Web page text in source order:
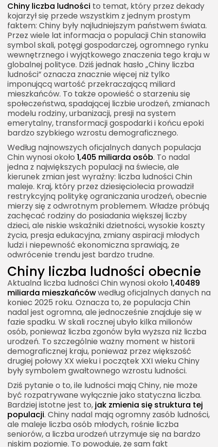
Chiny liczba ludności to temat, który przez dekady
kojarzył się przede wszystkim z jednym prostym
faktem: Chiny były najludniejszym państwem świata.
Przez wiele lat informacja o populacji Chin stanowiła
symbol skali, potęgi gospodarczej, ogromnego rynku
wewnętrznego i wyjątkowego znaczenia tego kraju w
globalnej polityce. Dziś jednak hasło „Chiny liczba
ludności” oznacza znacznie więcej niż tylko
imponującą wartość przekraczającą miliard
mieszkańców. To także opowieść o starzeniu się
społeczeństwa, spadającej liczbie urodzeń, zmianach
modelu rodziny, urbanizacji, presji na system
emerytalny, transformacji gospodarki i końcu epoki
bardzo szybkiego wzrostu demograficznego.
Według najnowszych oficjalnych danych populacja
Chin wynosi około 1,405 miliarda osób. To nadal
jedna z największych populacji na świecie, ale
kierunek zmian jest wyraźny: liczba ludności Chin
maleje. Kraj, który przez dziesięciolecia prowadził
restrykcyjną politykę ograniczania urodzeń, obecnie
mierzy się z odwrotnym problemem. Władze próbują
zachęcać rodziny do posiadania większej liczby
dzieci, ale niskie wskaźniki dzietności, wysokie koszty
życia, presja edukacyjna, zmiany aspiracji młodych
ludzi i niepewność ekonomiczna sprawiają, że
odwrócenie trendu jest bardzo trudne.
Chiny liczba ludności obecnie
Aktualna liczba ludności Chin wynosi około 1,40489
miliarda mieszkańcówwedług oficjalnych danych na
koniec 2025 roku. Oznacza to, że populacja Chin
nadal jest ogromna, ale jednocześnie znajduje się w
fazie spadku. W skali rocznej ubyło kilka milionów
osób, ponieważ liczba zgonów była wyższa niż liczba
urodzeń. To szczególnie ważny moment w historii
demograficznej kraju, ponieważ przez większość
drugiej połowy XX wieku i początek XXI wieku Chiny
były symbolem gwałtownego wzrostu ludności.
Dziś pytanie o to, ile ludności mają Chiny, nie może
być rozpatrywane wyłącznie jako statyczna liczba.
Bardziej istotne jest to, jak zmienia się struktura tej
populacji. Chiny nadal mają ogromny zasób ludności,
ale maleje liczba osób młodych, rośnie liczba
seniorów, a liczba urodzeń utrzymuje się na bardzo
niskim poziomie. To powoduje, że sam fakt
Różnice między miastem a wsią
Struktura wieku ludności Chin
Dzieci i młodzież
Ludność w wieku produkcyjnym
Seniorzy
Dzietność w Chinach
Dlaczego Chińczycy mają mniej dzieci
Polityka prorodzinna
Chiny liczba ludności a gospodarka
Rynek pracy
System emerytalny
Opieka zdrowotna
Chiny liczba ludności a mieszkalnictwo
Mieszkania w dużych miastach
Wyludnianie niektórych regionów
Migracje wewnętrzne w Chinach
Migranci zarobkowi
Hukou i demografia
Różnice regionalne w liczbie ludności Chin
Wschodnie Chiny
Zachodnie i północne Chiny
Gęstość zaludnienia Chin
Koncentracja ludności na wschodzie
Słabo zaludnione obszary zachodnie
Chiny liczba ludności a środowisko
Woda i żywność
Energia i klimat
Chiny liczba ludności a edukacja